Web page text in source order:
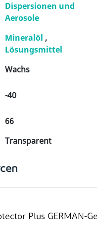
Dispersionen und
Aerosole
Mineralöl ,
Lösungsmittel
Wachs
-40
66
Transparent
Plus GERMAN-